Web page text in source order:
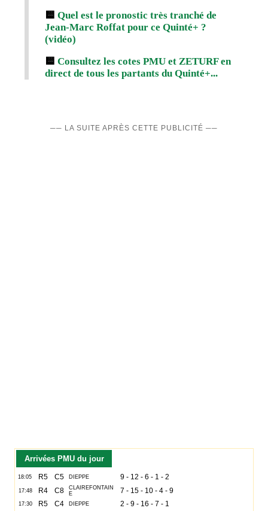
🟨 Quel est le pronostic très tranché de
Jean-Marc Roffat pour ce Quinté+ ?
(vidéo)
🟨 Consultez les cotes PMU et ZETURF en
direct de tous les partants du Quinté+...
── LA SUITE APRÈS CETTE PUBLICITÉ ──
Arrivées PMU du jour